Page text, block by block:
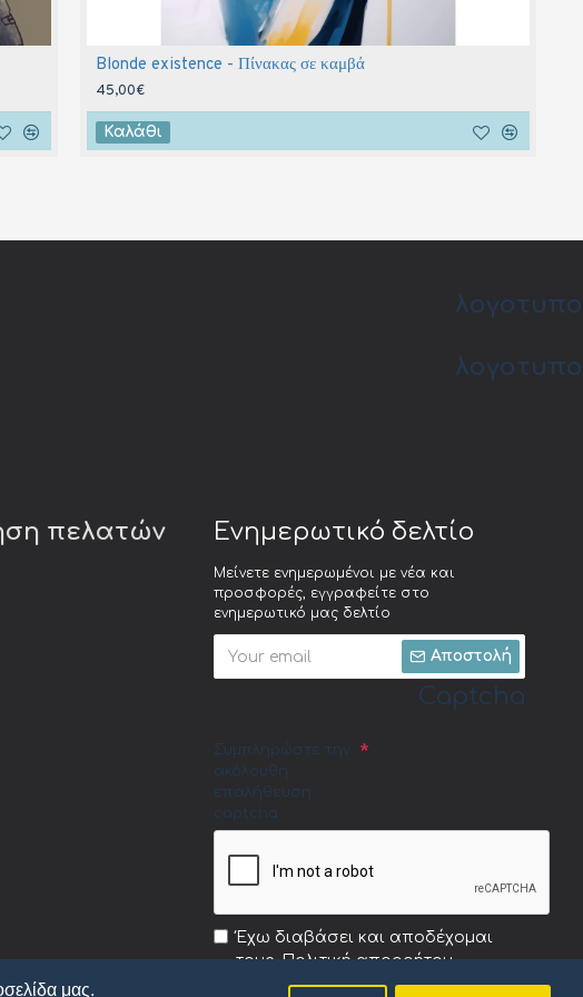
μας.
Blonde existence - Πίνακας σε καμβά
45,00€
Καλάθι
λογοτυπο
λογοτυπο
πελατών Ενημερωτικό δελτίο
Μείνετε ενημερωμένοι με νέα και
προσφορές, εγγραφείτε στο
ενημερωτικό μας δελτίο
Αποστολή
Captcha
Συμπληρώστε την
ακόλουθη
επαλήθευση
captcha
Έχω διαβάσει και αποδέχομαι
τους Πολιτική απορρήτου